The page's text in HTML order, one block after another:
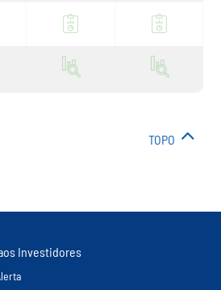
TOPO
Investidores